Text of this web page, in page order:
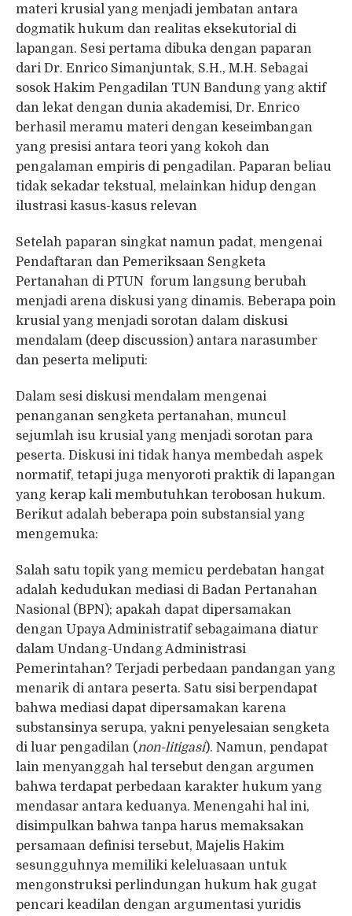
materi krusial yang menjadi jembatan antara
dogmatik hukum dan realitas eksekutorial di
lapangan. Sesi pertama dibuka dengan paparan
dari Dr. Enrico Simanjuntak, S.H., M.H. Sebagai
sosok Hakim Pengadilan TUN Bandung yang aktif
dan lekat dengan dunia akademisi, Dr. Enrico
berhasil meramu materi dengan keseimbangan
yang presisi antara teori yang kokoh dan
pengalaman empiris di pengadilan. Paparan beliau
tidak sekadar tekstual, melainkan hidup dengan
ilustrasi kasus-kasus relevan
Setelah paparan singkat namun padat, mengenai
Pendaftaran dan Pemeriksaan Sengketa
Pertanahan di PTUN forum langsung berubah
menjadi arena diskusi yang dinamis. Beberapa poin
krusial yang menjadi sorotan dalam diskusi
mendalam (deep discussion) antara narasumber
dan peserta meliputi:
Dalam sesi diskusi mendalam mengenai
penanganan sengketa pertanahan, muncul
sejumlah isu krusial yang menjadi sorotan para
peserta. Diskusi ini tidak hanya membedah aspek
normatif, tetapi juga menyoroti praktik di lapangan
yang kerap kali membutuhkan terobosan hukum.
Berikut adalah beberapa poin substansial yang
mengemuka:
Salah satu topik yang memicu perdebatan hangat
adalah kedudukan mediasi di Badan Pertanahan
Nasional (BPN); apakah dapat dipersamakan
dengan Upaya Administratif sebagaimana diatur
dalam Undang-Undang Administrasi
Pemerintahan? Terjadi perbedaan pandangan yang
menarik di antara peserta. Satu sisi berpendapat
bahwa mediasi dapat dipersamakan karena
substansinya serupa, yakni penyelesaian sengketa
di luar pengadilan (non-litigasi). Namun, pendapat
lain menyanggah hal tersebut dengan argumen
bahwa terdapat perbedaan karakter hukum yang
mendasar antara keduanya. Menengahi hal ini,
disimpulkan bahwa tanpa harus memaksakan
persamaan definisi tersebut, Majelis Hakim
sesungguhnya memiliki keleluasaan untuk
mengonstruksi perlindungan hukum hak gugat
pencari keadilan dengan argumentasi yuridis